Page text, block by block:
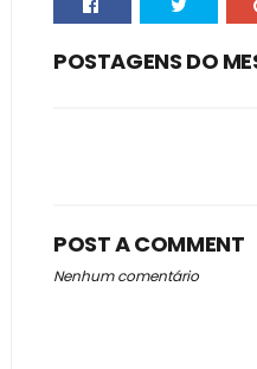
POSTAGENS DO
POST A COMMENT
Nenhum comentário